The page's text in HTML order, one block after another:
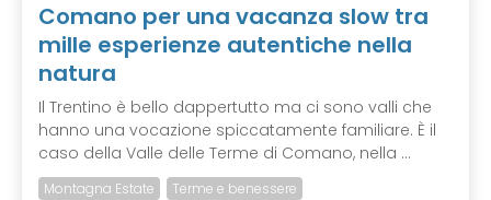
Comano per una vacanza slow tra
mille esperienze autentiche nella
natura
Il Trentino è bello dappertutto ma ci sono valli che
hanno una vocazione spiccatamente familiare. È il
caso della Valle delle Terme di Comano, nella ...
Montagna Estate Terme e benessere